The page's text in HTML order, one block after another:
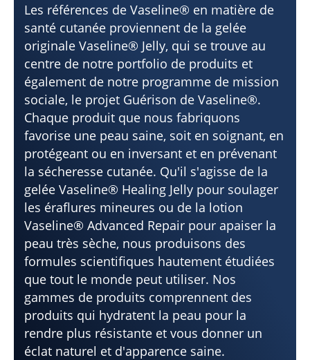
Les références de Vaseline® en matière de
santé cutanée proviennent de la gelée
originale Vaseline® Jelly, qui se trouve au
centre de notre portfolio de produits et
également de notre programme de mission
sociale, le projet Guérison de Vaseline®.
Chaque produit que nous fabriquons
favorise une peau saine, soit en soignant, en
protégeant ou en inversant et en prévenant
la sécheresse cutanée. Qu'il s'agisse de la
gelée Vaseline® Healing Jelly pour soulager
les éraflures mineures ou de la lotion
Vaseline® Advanced Repair pour apaiser la
peau très sèche, nous produisons des
formules scientifiques hautement étudiées
que tout le monde peut utiliser. Nos
gammes de produits comprennent des
produits qui hydratent la peau pour la
rendre plus résistante et vous donner un
éclat naturel et d'apparence saine.